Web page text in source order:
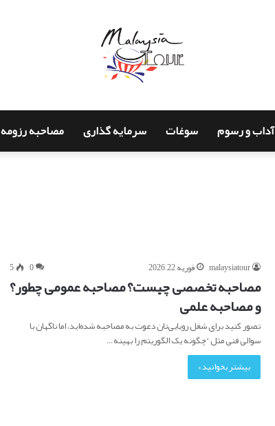
آداب و رسوم سوغات سرمایه گذاری مصاحبه رزومه
malaysiatour فوریه 22, 2026 0
5
مصاحبه تخصصی چیست؟ مصاحبه عمومی چطور؟
و مصاحبه علمی
تصور کنید برای شغل رویایی‌تان دعوت به مصاحبه شده‌اید، اما ناگهان با
سوالی فنی مثل “چگونه یک الگوریتم را بهینه…
بیشتر بخوانید »